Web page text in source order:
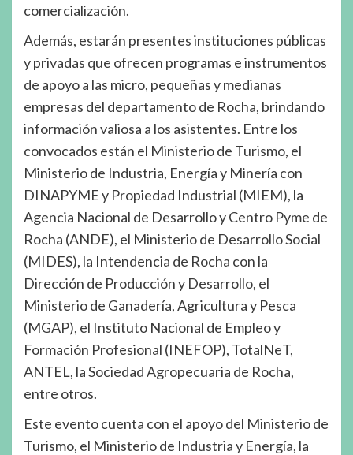
comercialización.
Además, estarán presentes instituciones públicas
y privadas que ofrecen programas e instrumentos
de apoyo a las micro, pequeñas y medianas
empresas del departamento de Rocha, brindando
información valiosa a los asistentes. Entre los
convocados están el Ministerio de Turismo, el
Ministerio de Industria, Energía y Minería con
DINAPYME y Propiedad Industrial (MIEM), la
Agencia Nacional de Desarrollo y Centro Pyme de
Rocha (ANDE), el Ministerio de Desarrollo Social
(MIDES), la Intendencia de Rocha con la
Dirección de Producción y Desarrollo, el
Ministerio de Ganadería, Agricultura y Pesca
(MGAP), el Instituto Nacional de Empleo y
Formación Profesional (INEFOP), TotalNeT,
ANTEL, la Sociedad Agropecuaria de Rocha,
entre otros.
Este evento cuenta con el apoyo del Ministerio de
Turismo, el Ministerio de Industria y Energía, la